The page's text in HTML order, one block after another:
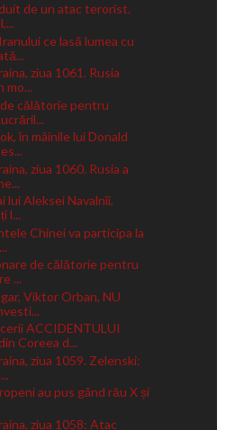
de un atac terorist.
ce lasă lumea cu
ziua 1061. Rusia
mo...
călătorie pentru
în mâinile lui Donald
ziua 1060. Rusia a
lui Aleksei Navalnîi,
l...
Chinei va participa la
de călătorie pentru
...
Viktor Orban, NU
ACCIDENTULUI
Coreea d...
ziua 1059. Zelenski:
au pus gând rău X și
ziua 1058: Atac